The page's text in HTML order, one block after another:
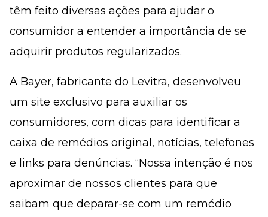
têm feito diversas ações para ajudar o
consumidor a entender a importância de se
adquirir produtos regularizados.
A Bayer, fabricante do Levitra, desenvolveu
um site exclusivo para auxiliar os
consumidores, com dicas para identificar a
caixa de remédios original, notícias, telefones
e links para denúncias. “Nossa intenção é nos
aproximar de nossos clientes para que
saibam que deparar-se com um remédio